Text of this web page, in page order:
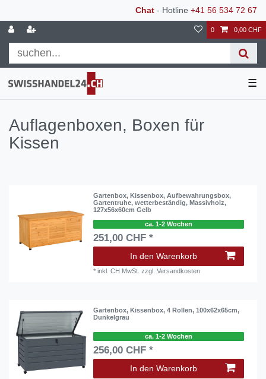
Chat - Hotline +41 56 534 72 67
0 0,00 CHF
☰
Auflagenboxen, Boxen für
Kissen
Gartenbox, Kissenbox, Aufbewahrungsbox,
Gartentruhe, wetterbeständig, Massivholz,
127x56x60cm Gelb
ca. 1-2 Wochen
251,00 CHF *
In den Warenkorb
*inkl. CH MwSt. zzgl.Versandkosten
Gartenbox, Kissenbox, 4 Rollen, 100x62x65cm,
Dunkelgrau
ca. 1-2 Wochen
256,00 CHF *
In den Warenkorb